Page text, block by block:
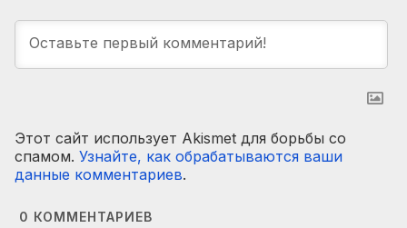
Этот сайт использует Akismet для борьбы со
спамом. Узнайте, как обрабатываются ваши
данные комментариев.
0 КОММЕНТАРИЕВ